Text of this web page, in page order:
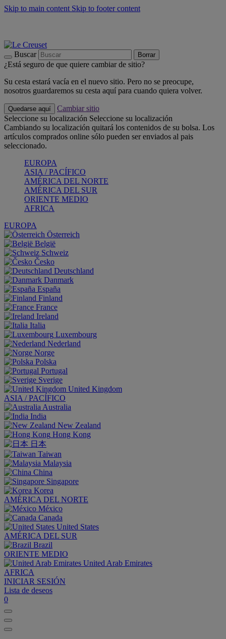
Skip to main content Skip to footer content
Buscar Borrar
¿Está seguro de que quiere cambiar de sitio?
Su cesta estará vacía en el nuevo sitio. Pero no se preocupe,
nosotros guardaremos su cesta aquí para cuando quiera volver.
Quedarse aquí
Cambiar sitio
Seleccione su localización Seleccione su localización
Cambiando su localización quitará los contenidos de su bolsa. Los
artículos comprados online sólo pueden ser enviados al pais
seleccionado.
EUROPA
ASIA / PACÍFICO
AMÉRICA DEL NORTE
AMÉRICA DEL SUR
ORIENTE MEDIO
AFRICA
EUROPA
Österreich
België
Schweiz
Česko
Deutschland
Danmark
España
Finland
France
Ireland
Italia
Luxembourg
Nederland
Norge
Polska
Portugal
Sverige
United Kingdom
ASIA / PACÍFICO
Australia
India
New Zealand
Hong Kong
日本
Taiwan
Malaysia
China
Singapore
Korea
AMÉRICA DEL NORTE
México
Canada
United States
AMÉRICA DEL SUR
Brazil
ORIENTE MEDIO
United Arab Emirates
AFRICA
INICIAR SESIÓN
Lista de deseos
0